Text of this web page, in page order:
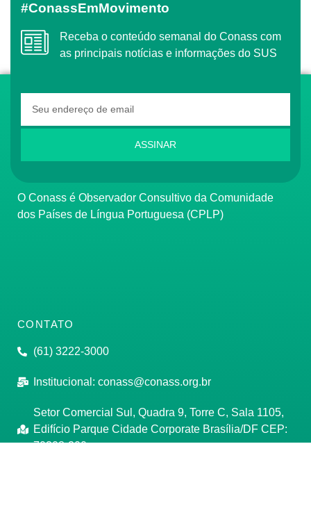
#ConassEmMovimento
Receba o conteúdo semanal do Conass com
as principais notícias e informações do SUS
ASSINAR
O Conass é Observador Consultivo da Comunidade
dos Países de Língua Portuguesa (CPLP)
CONTATO
(61) 3222-3000
Institucional: conass@conass.org.br
Setor Comercial Sul, Quadra 9, Torre C, Sala 1105,
Edifício Parque Cidade Corporate Brasília/DF CEP:
70308-200